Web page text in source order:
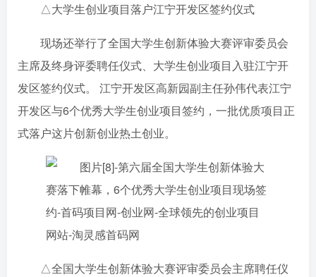
△大学生创业项目落户江宁开发区签约仪式
现场还举行了全国大学生创新体验大赛评审委员会
主席及终身评委聘任仪式、大学​​生创业项目入驻江宁开
发区签约仪式。 江宁开发区高新园副主任孙伟代表江宁
开发区与6个优秀大学生创业项目签约，一批优质项目正
式落户这片创新创业热土创业。
△全国大学生创新体验大赛评审委员会主席聘任仪